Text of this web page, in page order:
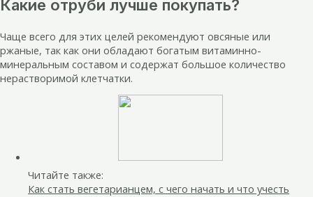
Какие отруби лучше покупать?
Чаще всего для этих целей рекомендуют овсяные или
ржаные, так как они обладают богатым витаминно-
минеральным составом и содержат большое количество
нерастворимой клетчатки.
Читайте также:
Как стать вегетарианцем, с чего начать и что учесть